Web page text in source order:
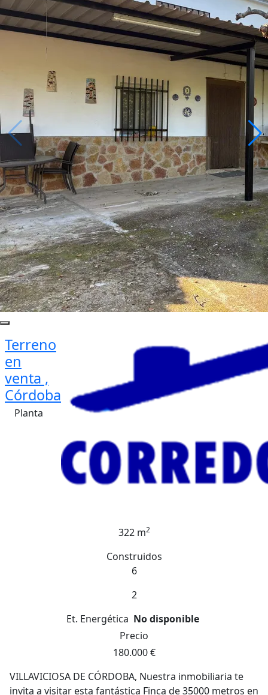
Terreno
en
venta ,
Córdoba
Planta
322 m2
Construidos
6
2
Et. Energética No disponible
Precio
180.000 €
VILLAVICIOSA DE CÓRDOBA, Nuestra inmobiliaria te
invita a visitar esta fantástica Finca de 35000 metros en